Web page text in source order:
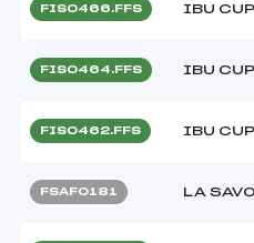
FIS0466.FFS IBU
FIS0464.FFS IBU
FIS0462.FFS IBU
FSAF0181 LA